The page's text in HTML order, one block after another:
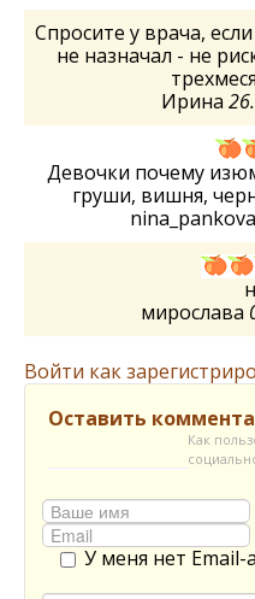
Спросите у врача,
не назначал - не
Ирина
Девочки почему
груши, вишня,
nina_pankova
мирослава
Войти как
Оставить
Как
У меня нет Email-а